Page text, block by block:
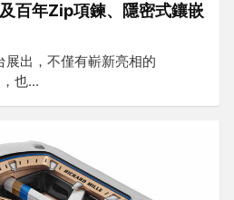
百年Zip項鍊、隱密式鑲嵌
出，不僅有嶄新亮相的
也...